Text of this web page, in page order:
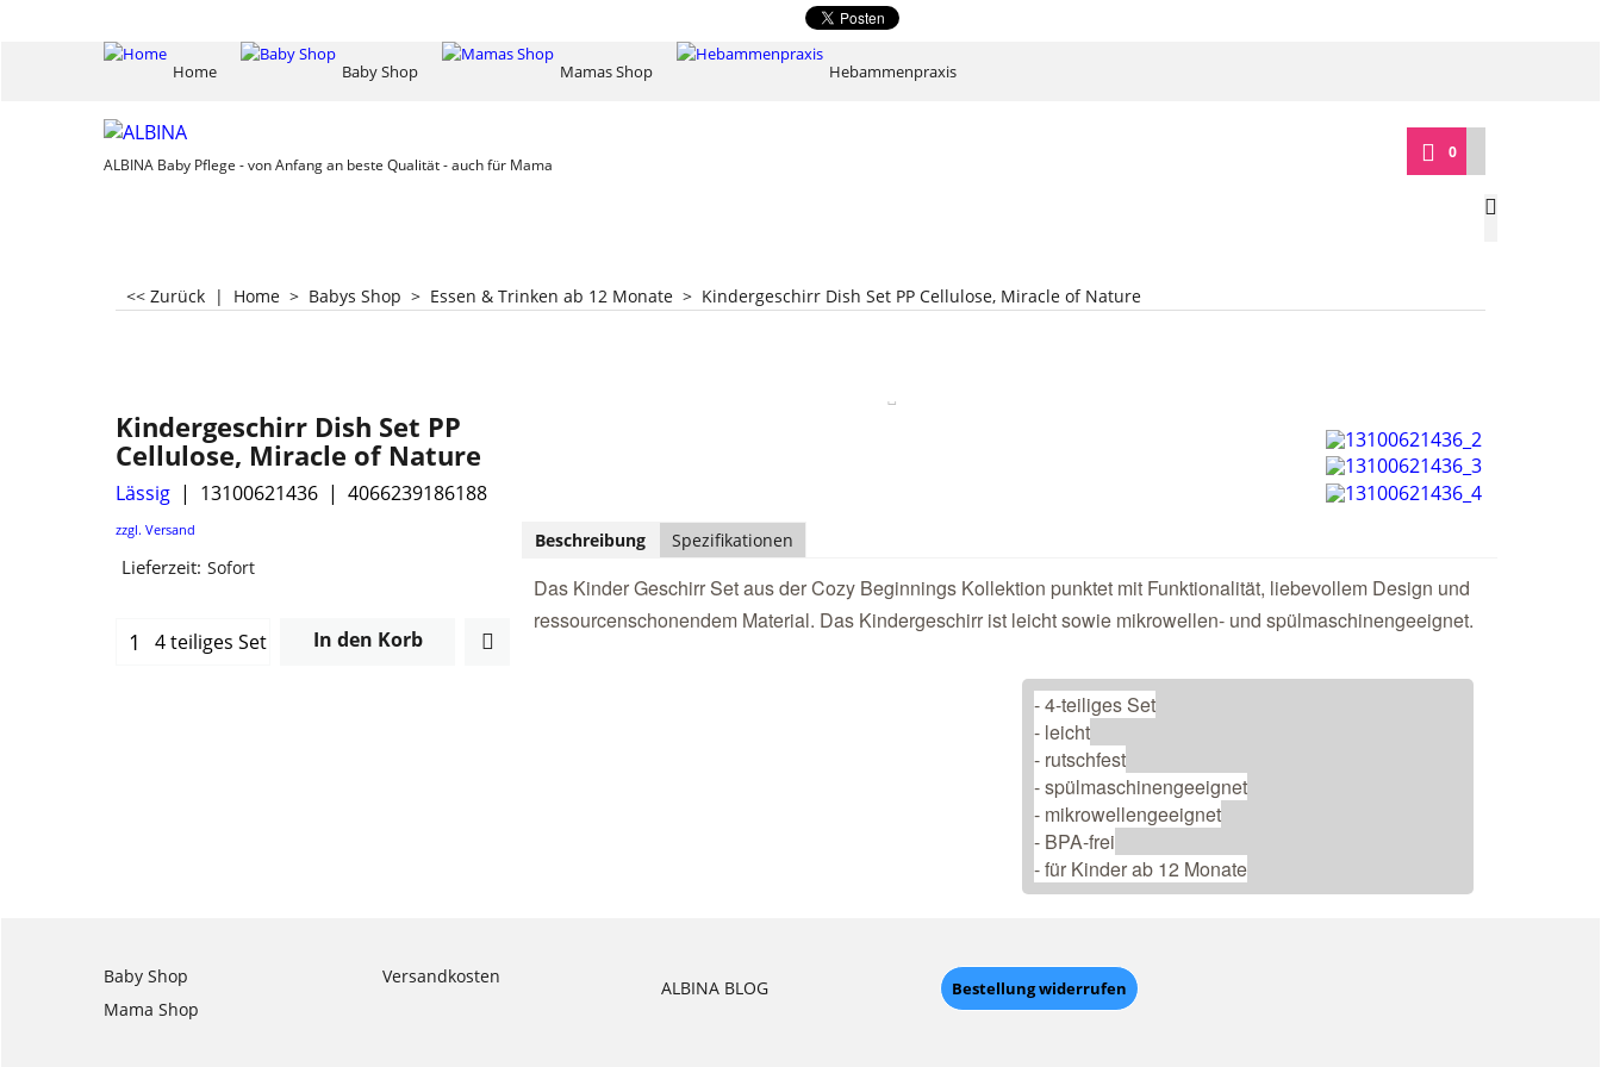
Home Baby Shop Mamas Shop Hebammenpraxis
ALBINA Baby Pflege - von Anfang an beste Qualität - auch für Mama
0
<< Zurück | Home > Babys Shop > Essen & Trinken ab 12 Monate > Kindergeschirr Dish Set PP Cellulose, Miracle of Nature
Kindergeschirr Dish Set PP
Cellulose, Miracle of Nature
Lässig 13100621436 4066239186188
zzgl. Versand
Lieferzeit: Sofort
4 teiliges Set In den Korb
Beschreibung Spezifikationen
Das Kinder Geschirr Set aus der Cozy Beginnings Kollektion punktet mit Funktionalität, liebevollem Design und
ressourcenschonendem Material. Das Kindergeschirr ist leicht sowie mikrowellen- und spülmaschinengeeignet.
- 4-teiliges Set
- leicht
- rutschfest
- spülmaschinengeeignet
- mikrowellengeeignet
- BPA-frei
- für Kinder ab 12 Monate
Baby Shop
Mama Shop
Versandkosten
ALBINA BLOG Bestellung widerrufen